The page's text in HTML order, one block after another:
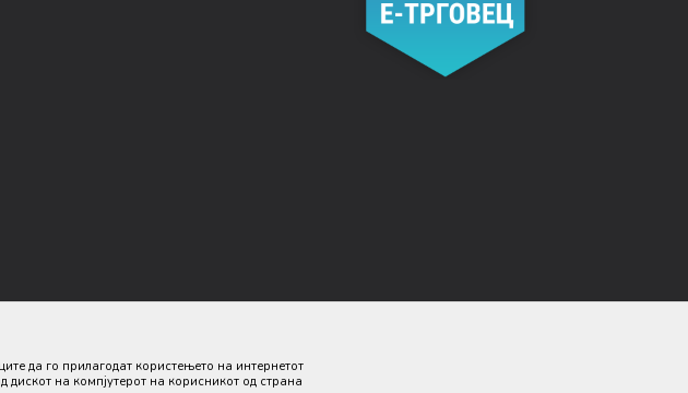
да го прилагодат користењето на интернетот
дискот на компјутерот на корисникот од страна